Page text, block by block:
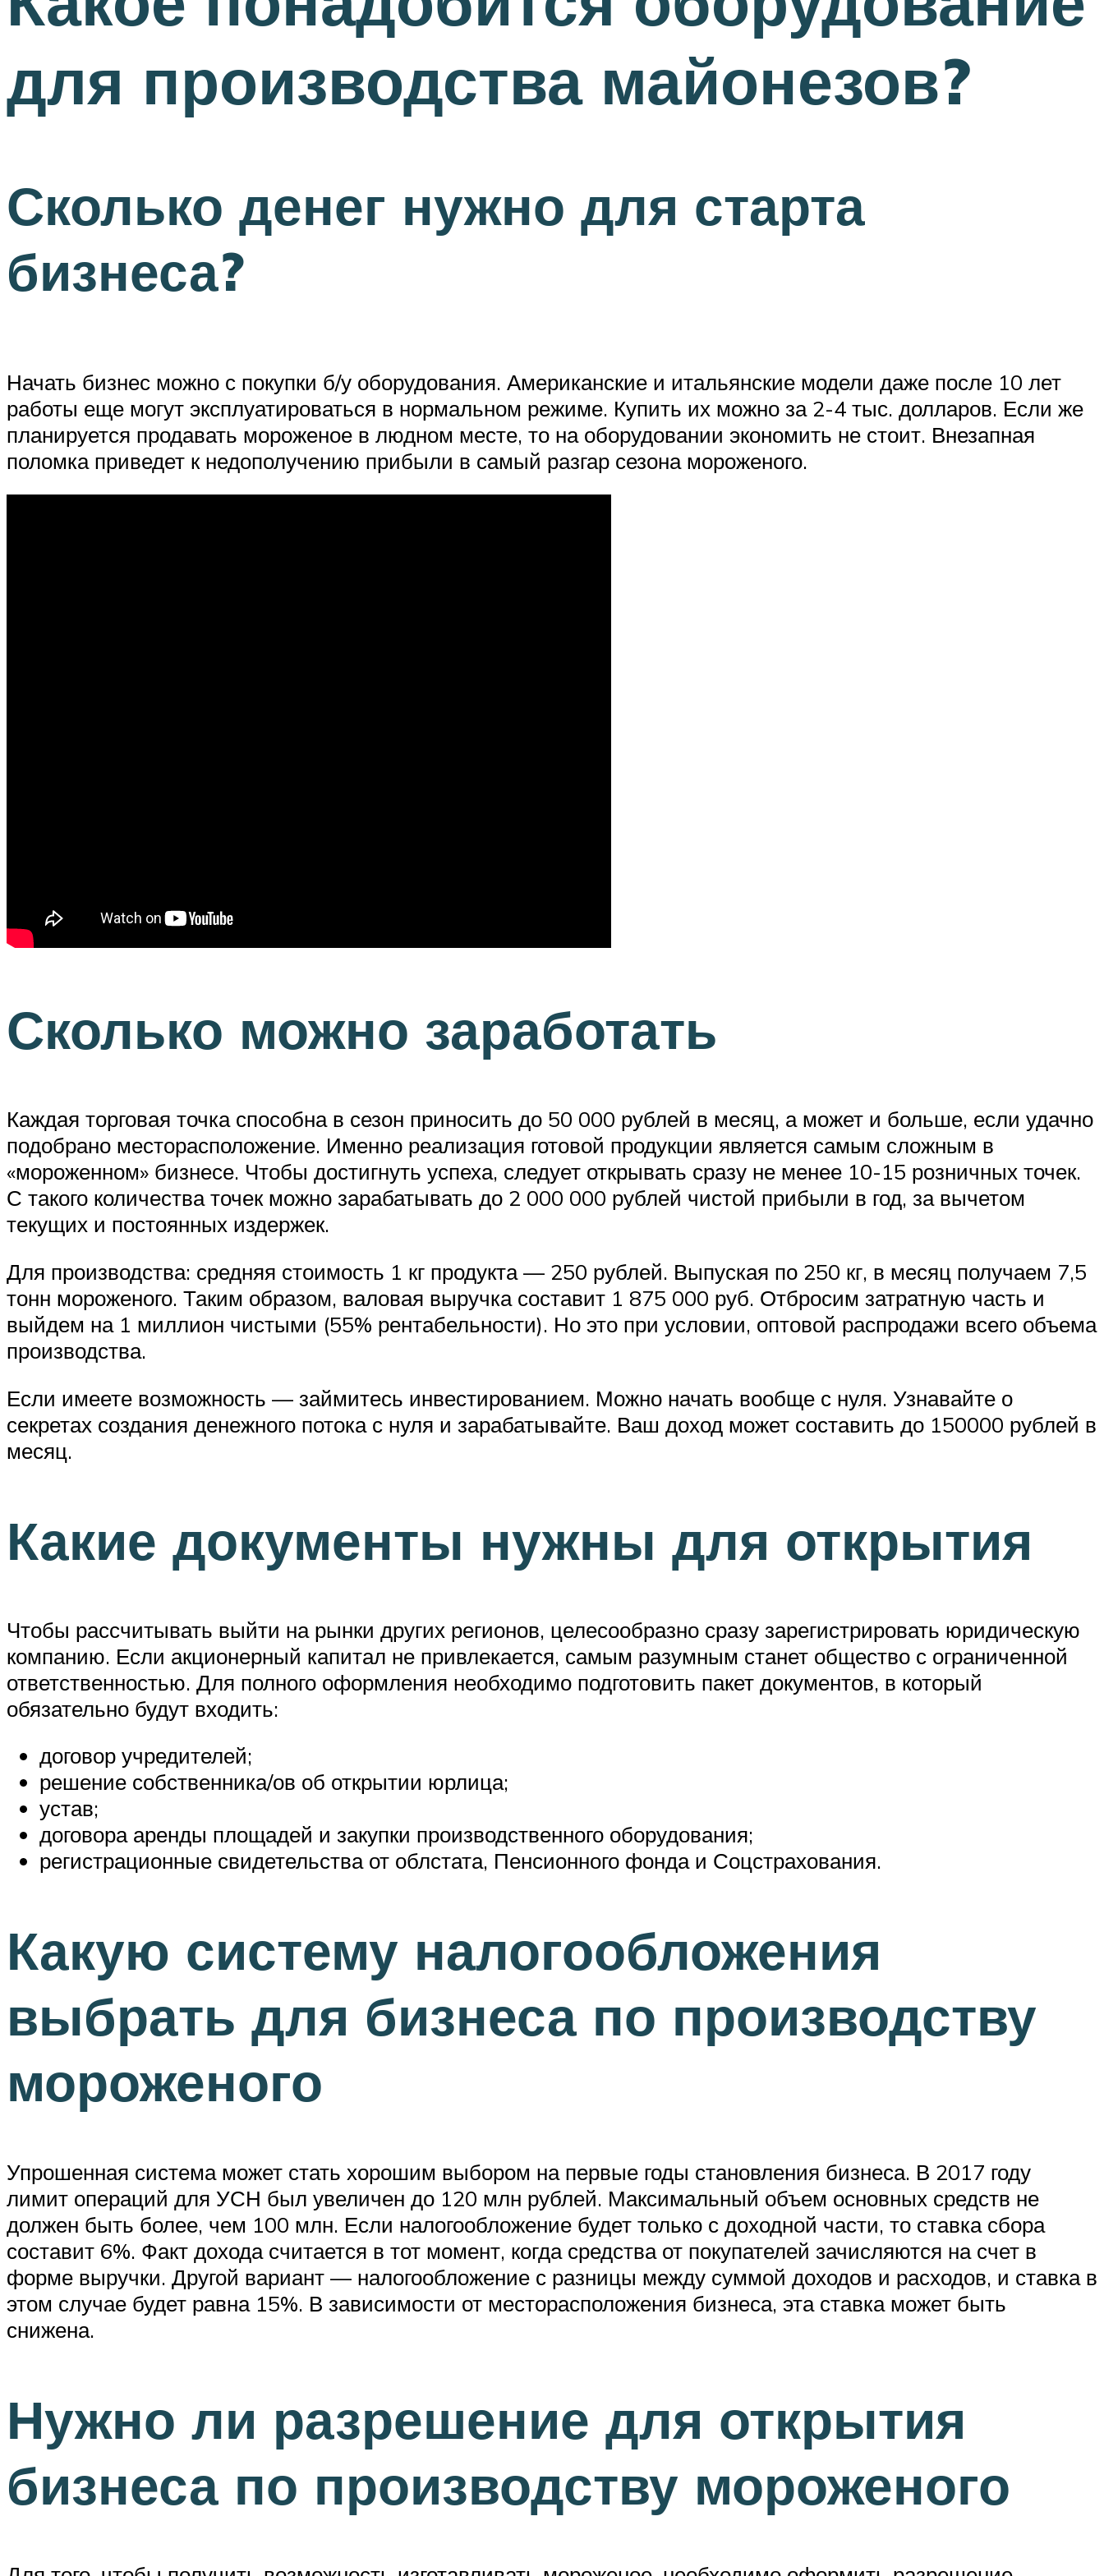
для производства майонезов?
Сколько денег нужно для старта
бизнеса?
Начать бизнес можно с покупки б/у оборудования. Американские и итальянские модели даже после 10 лет
работы еще могут эксплуатироваться в нормальном режиме. Купить их можно за 2-4 тыс. долларов. Если же
планируется продавать мороженое в людном месте, то на оборудовании экономить не стоит. Внезапная
поломка приведет к недополучению прибыли в самый разгар сезона мороженого.
Сколько можно заработать
Каждая торговая точка способна в сезон приносить до 50 000 рублей в месяц, а может и больше, если удачно
подобрано месторасположение. Именно реализация готовой продукции является самым сложным в
«мороженном» бизнесе. Чтобы достигнуть успеха, следует открывать сразу не менее 10-15 розничных точек.
С такого количества точек можно зарабатывать до 2 000 000 рублей чистой прибыли в год, за вычетом
текущих и постоянных издержек.
Для производства: средняя стоимость 1 кг продукта — 250 рублей. Выпуская по 250 кг, в месяц получаем 7,5
тонн мороженого. Таким образом, валовая выручка составит 1 875 000 руб. Отбросим затратную часть и
выйдем на 1 миллион чистыми (55% рентабельности). Но это при условии, оптовой распродажи всего объема
производства.
Если имеете возможность — займитесь инвестированием. Можно начать вообще с нуля. Узнавайте о
секретах создания денежного потока с нуля и зарабатывайте. Ваш доход может составить до 150000 рублей в
месяц.
Какие документы нужны для открытия
Чтобы рассчитывать выйти на рынки других регионов, целесообразно сразу зарегистрировать юридическую
компанию. Если акционерный капитал не привлекается, самым разумным станет общество с ограниченной
ответственностью. Для полного оформления необходимо подготовить пакет документов, в который
обязательно будут входить:
договор учредителей;
решение собственника/ов об открытии юрлица;
устав;
договора аренды площадей и закупки производственного оборудования;
регистрационные свидетельства от облстата, Пенсионного фонда и Соцстрахования.
Какую систему налогообложения
выбрать для бизнеса по производству
мороженого
Упрошенная система может стать хорошим выбором на первые годы становления бизнеса. В 2017 году
лимит операций для УСН был увеличен до 120 млн рублей. Максимальный объем основных средств не
должен быть более, чем 100 млн. Если налогообложение будет только с доходной части, то ставка сбора
составит 6%. Факт дохода считается в тот момент, когда средства от покупателей зачисляются на счет в
форме выручки. Другой вариант — налогообложение с разницы между суммой доходов и расходов, и ставка в
этом случае будет равна 15%. В зависимости от месторасположения бизнеса, эта ставка может быть
снижена.
Нужно ли разрешение для открытия
бизнеса по производству мороженого